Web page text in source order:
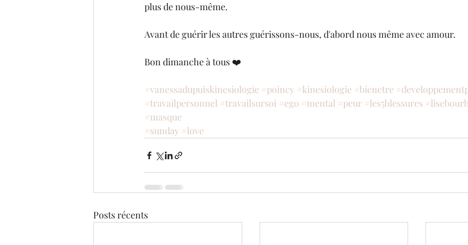
plus de nous-même.
Avant de guérir les autres guérissons-nous, d'abord nous même avec amour.
Bon dimanche à tous ❤️
#vanessadupuiskinesiologie #poincy #kinesiologie #bienetre
#travailpersonnel #travailsursoi #ego #mental #peur #les5blessures
#masque
#sunday #love
Posts récents